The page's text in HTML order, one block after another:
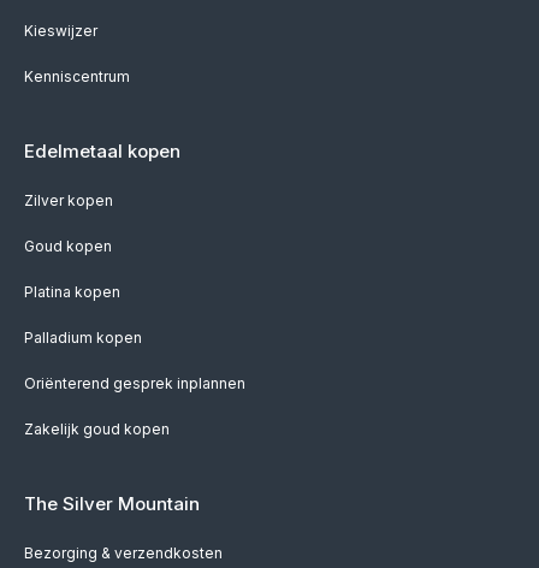
Kieswijzer
Kenniscentrum
Edelmetaal kopen
Zilver kopen
Goud kopen
Platina kopen
Palladium kopen
Oriënterend gesprek inplannen
Zakelijk goud kopen
The Silver Mountain
Bezorging & verzendkosten